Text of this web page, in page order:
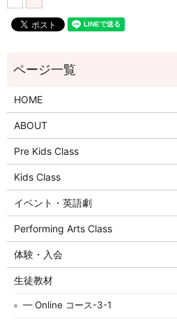
HOME
ABOUT
Pre Kids Class
Kids Class
イベント・英語劇
Performing Arts Class
体験・入会
生徒教材
— Online コース-3-1